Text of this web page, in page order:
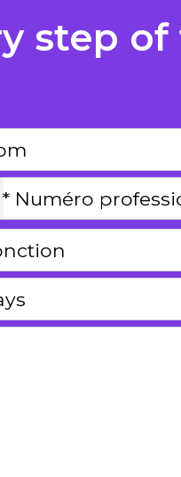
step of